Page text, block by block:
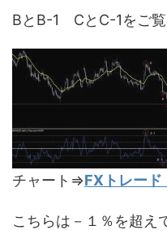
BとB-1 CとC-1をご覧
チャート⇒FXトレード
こちらは－１％を超え